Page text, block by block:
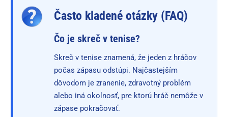
Často kladené otázky (FAQ)
Čo je skreč v tenise?
Skreč v tenise znamená, že jeden z hráčov
počas zápasu odstúpi. Najčastejším
dôvodom je zranenie, zdravotný problém
alebo iná okolnosť, pre ktorú hráč nemôže v
zápase pokračovať.